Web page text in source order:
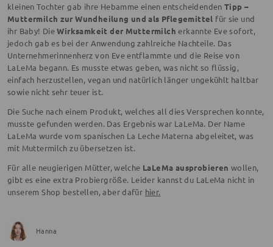
kleinen Tochter gab ihre Hebamme einen entscheidendenTipp –
Muttermilch zur Wundheilung und als Pflegemittel für sie und
ihr Baby! DieWirksamkeit der Muttermilch erkannte Eve sofort,
jedoch gab es bei der Anwendung zahlreiche Nachteile. Das
Unternehmerinnenherz von Eve entflammte und die Reise von
LaLeMa begann. Es musste etwas geben, was nicht so flüssig,
einfach herzustellen, vegan und natürlich länger ungekühlt haltbar
sowie nicht sehr teuer ist.
Die Suche nach einem Produkt, welches all dies Versprechen konnte,
musste gefunden werden. Das Ergebnis war LaLeMa. Der Name
LaLeMa wurde vom spanischen La Leche Materna abgeleitet, was
mit Muttermilch zu übersetzen ist.
Für alle neugierigen Mütter, welche LaLeMa ausprobieren wollen,
gibt es eine extra Probiergröße. Leider kannst du LaLeMa nicht in
unserem Shop bestellen, aber dafür hier.
Hanna